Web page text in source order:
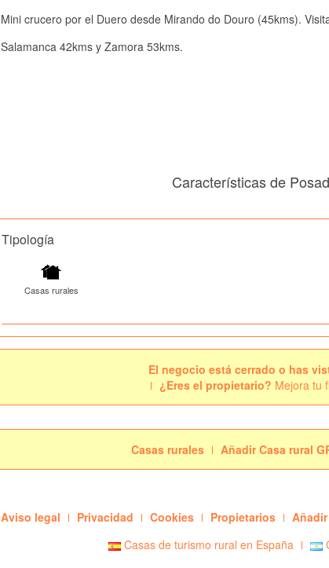
Mini crucero por el Duero desde Mirando do Douro (45kms).
Salamanca 42kms y Zamora 53kms.
Características de
Tipología
Casas rurales
El negocio está cerrado o has
¿Eres el propietario? Mejora tu
Casas rurales Añadir Casa rural
Aviso legal Privacidad Cookies Propietarios Añadir
Casas de turismo rural en España